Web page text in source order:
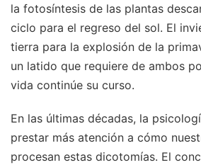
la fotosíntesis de las plantas
ciclo para el regreso del sol. El
tierra para la explosión de la
un latido que requiere de ambos
vida continúe su curso.
En las últimas décadas, la
prestar más atención a cómo
procesan estas dicotomías. El